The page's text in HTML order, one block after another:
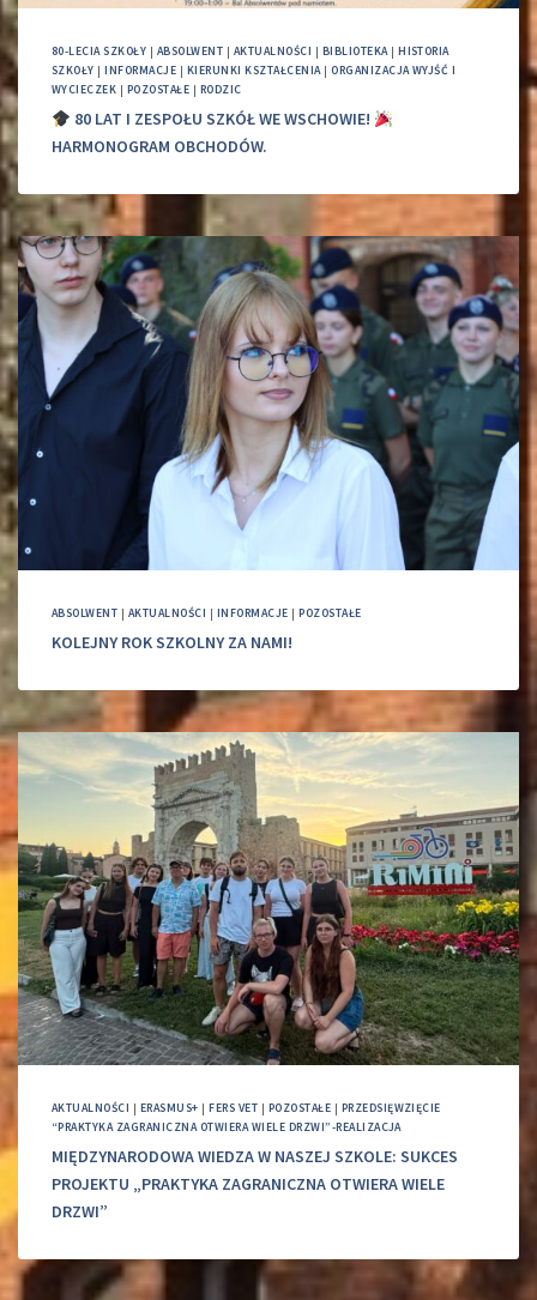
80-LECIA SZKOŁY | ABSOLWENT | AKTUALNOŚCI | BIBLIOTEKA|HISTORIA
SZKOŁY |INFORMACJE | KIERUNKI KSZTAŁCENIA|ORGANIZACJA WYJŚĆ I
WYCIECZEK | POZOSTAŁE | RODZIC
80 LAT I ZESPOŁU SZKÓŁ WE WSCHOWIE!
HARMONOGRAM OBCHODÓW.
ABSOLWENT | AKTUALNOŚCI | INFORMACJE |POZOSTAŁE
KOLEJNY ROK SZKOLNY ZA NAMI!
AKTUALNOŚCI | ERASMUS+ |FERS VET | POZOSTAŁE | PRZEDSIĘWZIĘCIE
“PRAKTYKA ZAGRANICZNA OTWIERA WIELE DRZWI”-REALIZACJA
MIĘDZYNARODOWA WIEDZA W NASZEJ SZKOLE: SUKCES
PROJEKTU „PRAKTYKA ZAGRANICZNA OTWIERA WIELE
DRZWI”